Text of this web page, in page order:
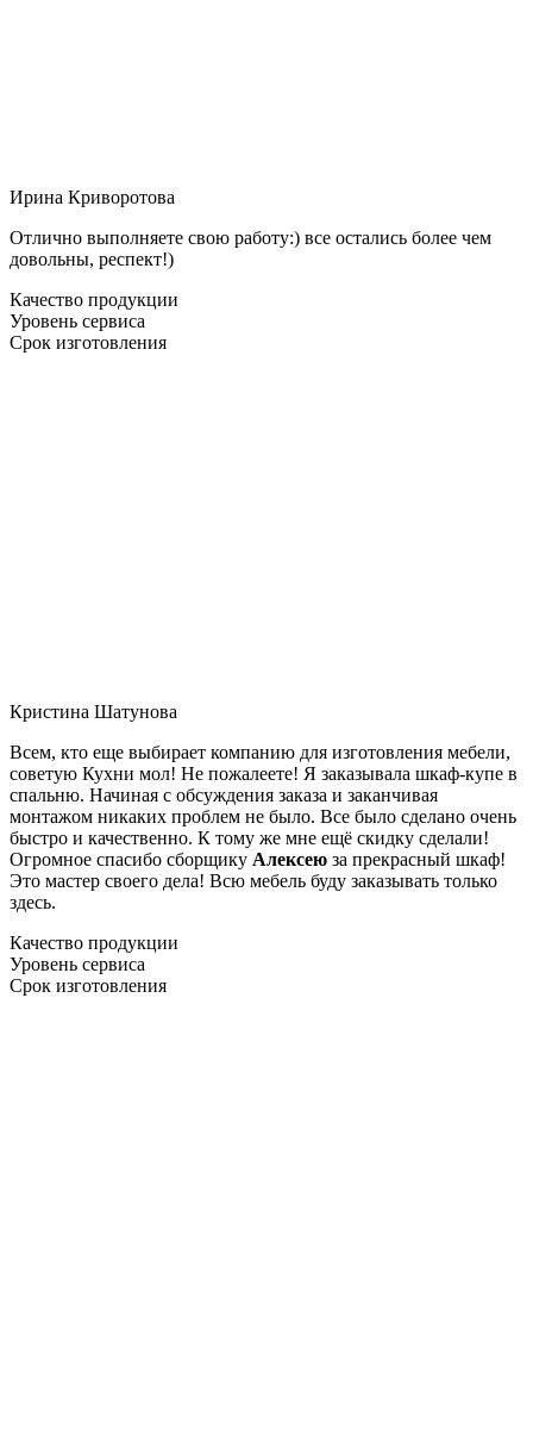
Ирина Криворотова
Отлично выполняете свою работу:) все остались более чем
довольны, респект!)
Качество продукции
Уровень сервиса
Срок изготовления
Кристина Шатунова
Всем, кто еще выбирает компанию для изготовления мебели,
советую Кухни мол! Не пожалеете! Я заказывала шкаф-купе в
спальню. Начиная с обсуждения заказа и заканчивая
монтажом никаких проблем не было. Все было сделано очень
быстро и качественно. К тому же мне ещё скидку сделали!
Огромное спасибо сборщику Алексею за прекрасный шкаф!
Это мастер своего дела! Всю мебель буду заказывать только
здесь.
Качество продукции
Уровень сервиса
Срок изготовления